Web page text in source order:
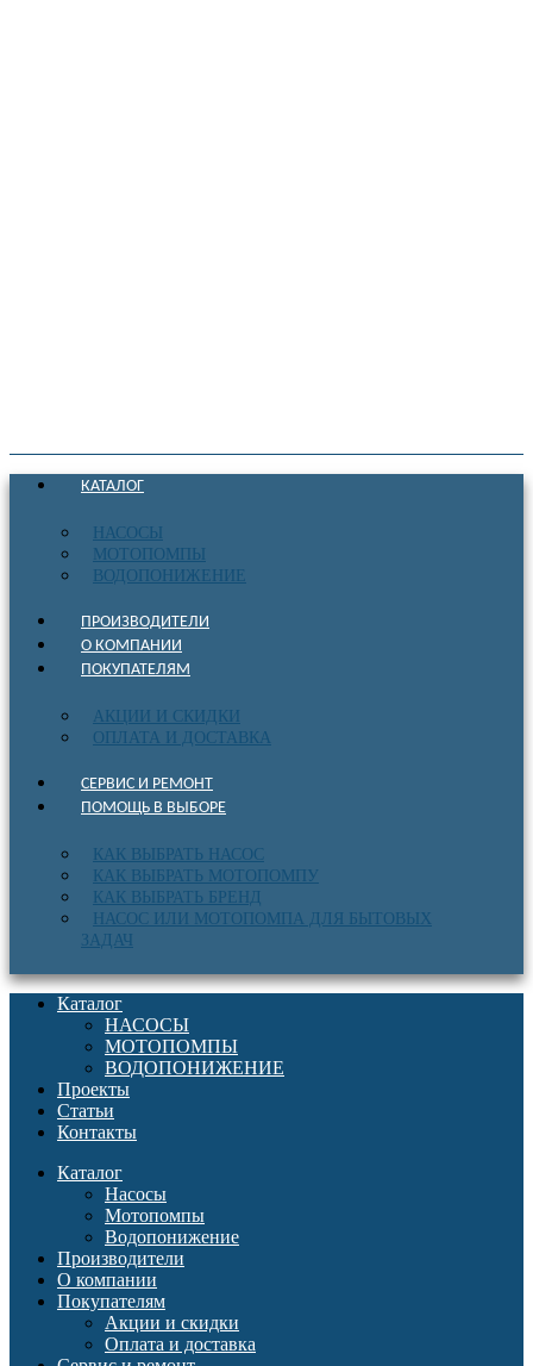
КАТАЛОГ
НАСОСЫ
МОТОПОМПЫ
ВОДОПОНИЖЕНИЕ
ПРОИЗВОДИТЕЛИ
О КОМПАНИИ
ПОКУПАТЕЛЯМ
АКЦИИ И СКИДКИ
ОПЛАТА И ДОСТАВКА
СЕРВИС И РЕМОНТ
ПОМОЩЬ В ВЫБОРЕ
КАК ВЫБРАТЬ НАСОС
КАК ВЫБРАТЬ МОТОПОМПУ
КАК ВЫБРАТЬ БРЕНД
НАСОС ИЛИ МОТОПОМПА ДЛЯ БЫТОВЫХ
ЗАДАЧ
Каталог
НАСОСЫ
МОТОПОМПЫ
ВОДОПОНИЖЕНИЕ
Проекты
Статьи
Контакты
Каталог
Насосы
Мотопомпы
Водопонижение
Производители
О компании
Покупателям
Акции и скидки
Оплата и доставка